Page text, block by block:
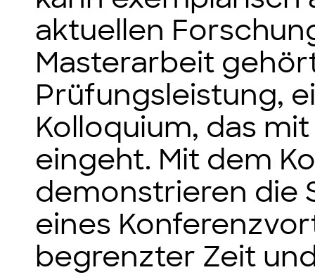
aktuellen
Masterarbeit
Prüfungsleistung,
Kolloquium, das
eingeht. Mit dem
demonstrieren die
eines
begrenzter Zeit